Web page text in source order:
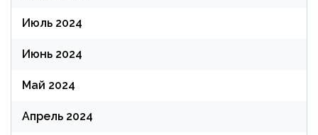
Июль 2024
Июнь 2024
Май 2024
Апрель 2024